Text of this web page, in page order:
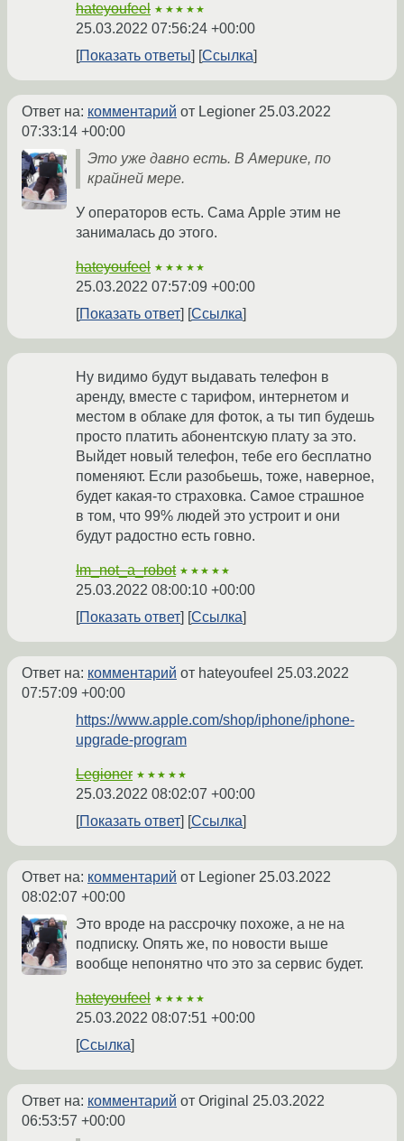
hateyoufeel ★★★★★
25.03.2022 07:56:24 +00:00
Показать ответы
Ссылка
Ответ на: комментарий от Legioner 25.03.2022
07:33:14 +00:00
Это уже давно есть. В Америке, по
крайней мере.
У операторов есть. Сама Apple этим не
занималась до этого.
hateyoufeel ★★★★★
25.03.2022 07:57:09 +00:00
Показать ответ
Ссылка
Ну видимо будут выдавать телефон в
аренду, вместе с тарифом, интернетом и
местом в облаке для фоток, а ты тип будешь
просто платить абонентскую плату за это.
Выйдет новый телефон, тебе его бесплатно
поменяют. Если разобьешь, тоже, наверное,
будет какая-то страховка. Самое страшное
в том, что 99% людей это устроит и они
будут радостно есть говно.
Im_not_a_robot ★★★★★
25.03.2022 08:00:10 +00:00
Показать ответ
Ссылка
Ответ на: комментарий от hateyoufeel 25.03.2022
07:57:09 +00:00
https://www.apple.com/shop/iphone/iphone-
upgrade-program
Legioner ★★★★★
25.03.2022 08:02:07 +00:00
Показать ответ
Ссылка
Ответ на: комментарий от Legioner 25.03.2022
08:02:07 +00:00
Это вроде на рассрочку похоже, а не на
подписку. Опять же, по новости выше
вообще непонятно что это за сервис будет.
hateyoufeel ★★★★★
25.03.2022 08:07:51 +00:00
Ссылка
Ответ на: комментарий от Original 25.03.2022
06:53:57 +00:00